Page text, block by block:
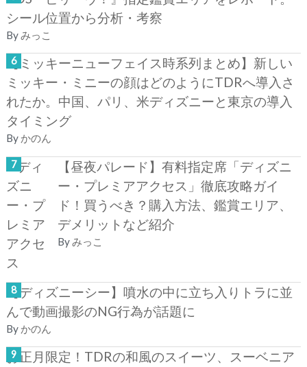
シール位置から分析・考察
Byみっこ
【ミッキーニューフェイス時系列まとめ】新しい
ミッキー・ミニーの顔はどのようにTDRへ導入さ
れたか。中国、パリ、米ディズニーと東京の導入
タイミング
By かのん
【昼夜パレード】有料指定席「ディズニ
ー・プレミアアクセス」徹底攻略ガイ
ド！買うべき？購入方法、鑑賞エリア、
デメリットなど紹介
By みっこ
【ディズニーシー】噴水の中に立ち入りトラに並
んで動画撮影のNG行為が話題に
By かのん
お正月限定！TDRの和風のスイーツ、スーベニア